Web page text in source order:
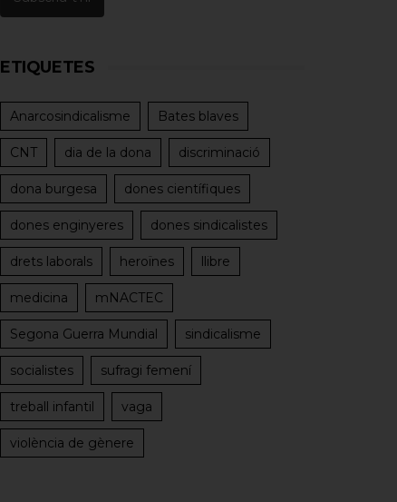
ETIQUETES
Anarcosindicalisme Bates blaves
CNT dia de la dona discriminació
dona burgesa dones científiques
dones enginyeres dones sindicalistes
drets laborals heroïnes llibre
medicina mNACTEC
Segona Guerra Mundial sindicalisme
socialistes sufragi femení
treball infantil vaga
violència de gènere